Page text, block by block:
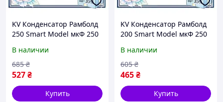
KV Конденсатор Рамболд
250 Smart Model мкФ 250
электролитический
конденсатор для схе
99/KVI
В наличии
527₴
685 ₴
Купить
KV Конденсатор Рамболд
200 Smart Model мкФ 250
конденсатор для схемы
питания элект 99/KVI
В наличии
465₴
605 ₴
Купить